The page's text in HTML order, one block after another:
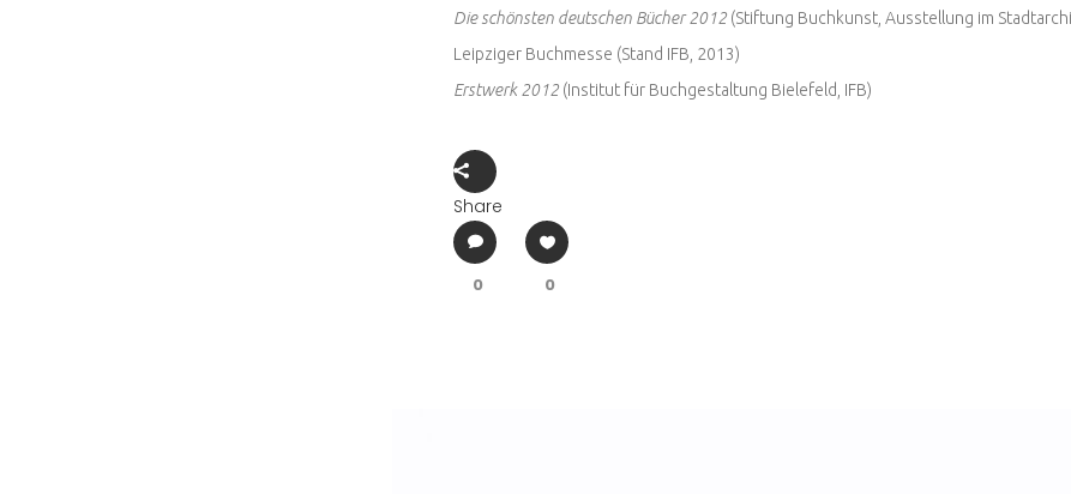
Die schönsten deutschen Bücher 2012 (Stiftung Buchkunst, Ausstellung im
Leipziger Buchmesse (Stand IFB, 2013)
Erstwerk 2012 (Institut für Buchgestaltung Bielefeld, IFB)
Share
0 0